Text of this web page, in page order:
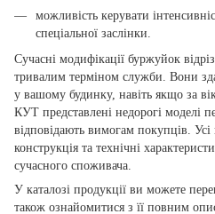
можливість керувати
спеціальної заслінки.
Сучасні модифікації буржуйок
тривалим терміном служби. Вони
у вашому будинку, навіть якщо за
КУТ представлені недорогі моделі
відповідають вимогам покупців.
конструкція та технічні
сучасного споживача.
У каталозі продукції ви можете
також ознайомитися з її повним